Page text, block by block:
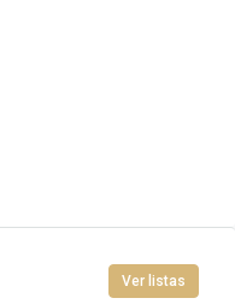
Ver listas